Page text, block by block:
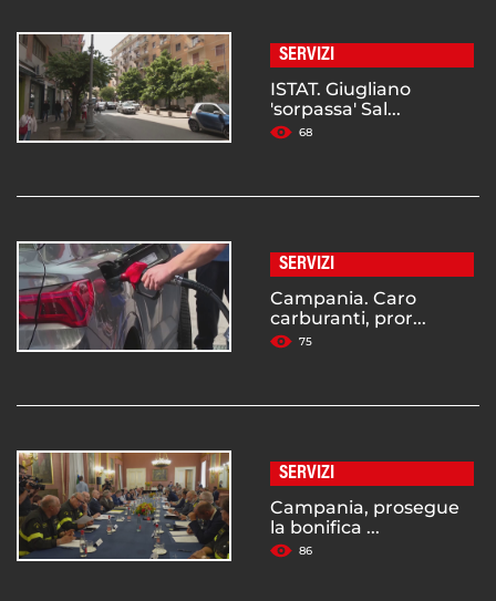
SERVIZI
ISTAT. Giugliano
'sorpassa' Sal...
68
SERVIZI
Campania. Caro
carburanti, pror...
75
SERVIZI
Campania, prosegue
la bonifica ...
86